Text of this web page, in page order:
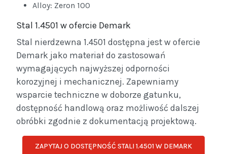
Alloy: Zeron 100
Stal 1.4501 w ofercie Demark
Stal nierdzewna 1.4501 dostępna jest w ofercie
Demark jako materiał do zastosowań
wymagających najwyższej odporności
korozyjnej i mechanicznej. Zapewniamy
wsparcie techniczne w doborze gatunku,
dostępność handlową oraz możliwość dalszej
obróbki zgodnie z dokumentacją projektową.
ZAPYTAJ O DOSTĘPNOŚĆ STALI 1.4501 W DEMARK